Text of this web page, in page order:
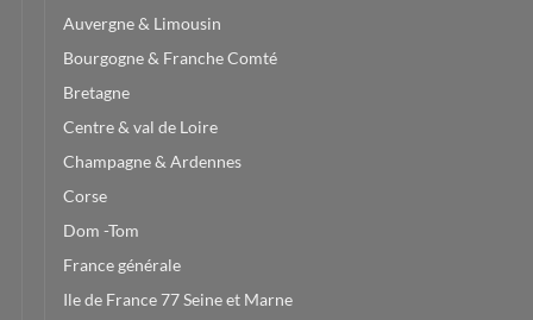
Auvergne & Limousin
Bourgogne & Franche Comté
Bretagne
Centre & val de Loire
Champagne & Ardennes
Corse
Dom -Tom
France générale
Ile de France 77 Seine et Marne